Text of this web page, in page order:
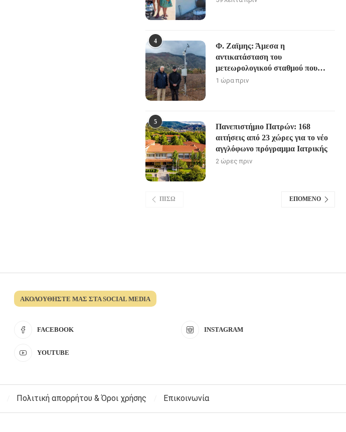
4
Φ. Ζαϊμης: Άμεσα η
αντικατάσταση του
μετεωρολογικού σταθμού που
καταστράφηκε από την πυρκαγιά
1 ώρα πριν
5
Πανεπιστήμιο Πατρών: 168
αιτήσεις από 23 χώρες για το νέο
αγγλόφωνο πρόγραμμα Ιατρικής
2 ώρες πριν
ΠΊΣΩ ΕΠΌΜΕΝΟ
ΑΚΟΛΟΥΘΉΣΤΕ ΜΑΣ ΣΤΑ SOCIAL MEDIA
FACEBOOK INSTAGRAM
YOUTUBE
Πολιτική απορρήτου & Όροι χρήσης Επικοινωνία